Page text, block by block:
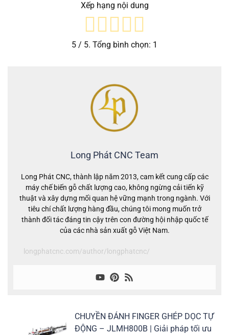
Xếp hạng nội dung
5 / 5. Tổng bình chọn: 1
Long Phát CNC Team
Long Phát CNC, thành lập năm 2013, cam kết cung cấp các
máy chế biến gỗ chất lượng cao, không ngừng cải tiến kỹ
thuật và xây dựng mối quan hệ vững mạnh trong ngành. Với
tiêu chí chất lượng hàng đầu, chúng tôi mong muốn trở
thành đối tác đáng tin cậy trên con đường hội nhập quốc tế
của các nhà sản xuất gỗ Việt Nam.
longphatcnc.com/author/longphatcnc/
CHUYỀN ĐÁNH FINGER GHÉP DỌC TỰ
ĐỘNG – JLMH800B | Giải pháp tối ưu